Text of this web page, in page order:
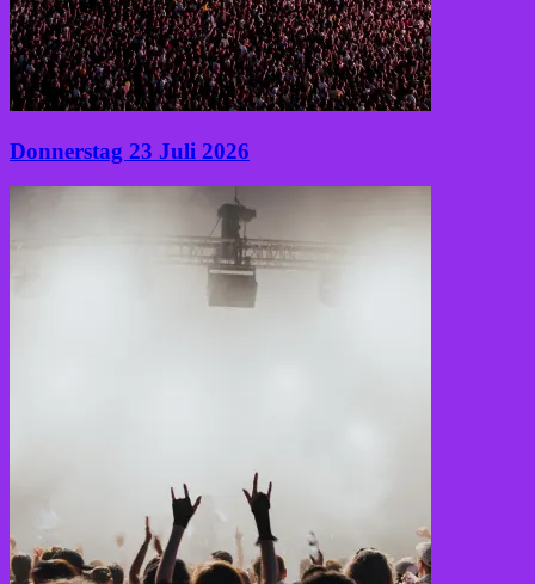
Donnerstag 23 Juli 2026